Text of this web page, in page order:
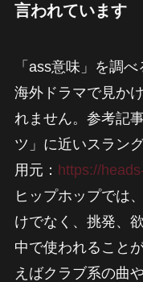
言われています
「ass意味」を調
海外ドラマで見か
れません。参考記
ツ」に近いスラン
用元： https://
ヒップホップでは
けでなく、挑発、
中で使われること
えばクラブ系の曲